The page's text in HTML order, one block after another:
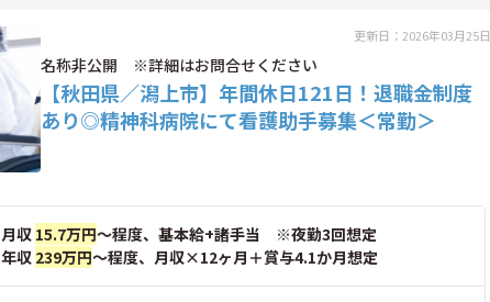
更新日：2026年03月25日
名称非公開 ※詳細はお問合せください
【秋田県／潟上市】年間休日121日！退職金制度
あり◎精神科病院にて看護助手募集＜常勤＞
月収 15.7万円～程度、基本給+諸手当 ※夜勤3回想定
年収 239万円～程度、月収×12ヶ月＋賞与4.1か月想定